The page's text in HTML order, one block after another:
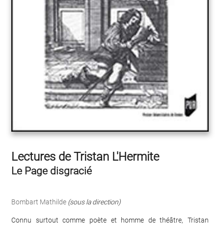
Lectures de Tristan L'Hermite
Le Page disgracié
Bombart Mathilde (sous la direction)
Connu surtout comme poète et homme de théâtre, Tristan